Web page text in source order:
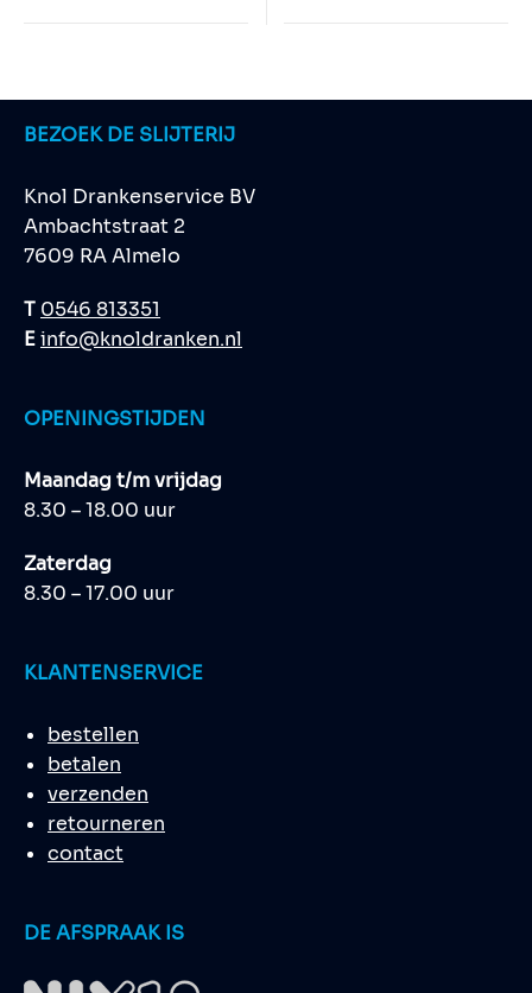
BEZOEK DE SLIJTERIJ
Knol Drankenservice BV
Ambachtstraat 2
7609 RA Almelo
T 0546 813351
Einfo@knoldranken.nl
OPENINGSTIJDEN
Maandag t/m vrijdag
8.30 – 18.00 uur
Zaterdag
8.30 – 17.00 uur
KLANTENSERVICE
bestellen
betalen
verzenden
retourneren
contact
DE AFSPRAAK IS